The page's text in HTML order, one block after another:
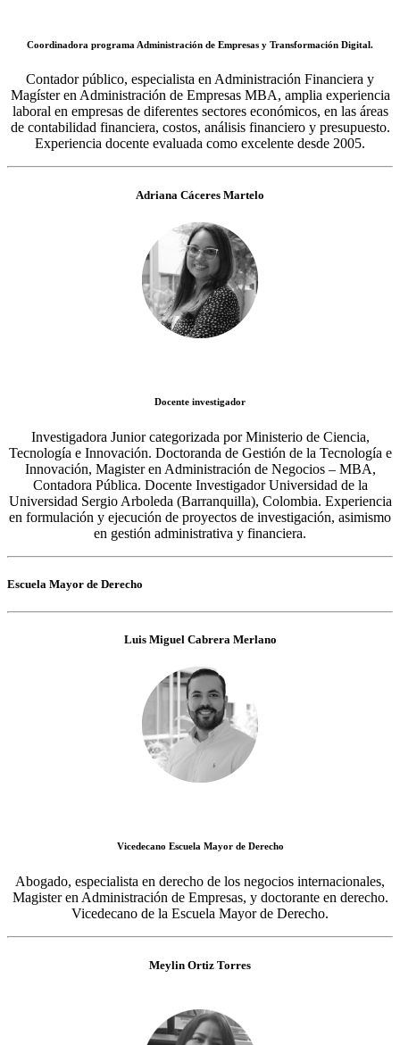
Coordinadora programa Administración de Empresas y Transformación Digital.
Contador público, especialista en Administración Financiera y
Magíster en Administración de Empresas MBA, amplia experiencia
laboral en empresas de diferentes sectores económicos, en las áreas
de contabilidad financiera, costos, análisis financiero y presupuesto.
Experiencia docente evaluada como excelente desde 2005.
Adriana Cáceres Martelo
Docente investigador
Investigadora Junior categorizada por Ministerio de Ciencia,
Tecnología e Innovación. Doctoranda de Gestión de la Tecnología e
Innovación, Magister en Administración de Negocios – MBA,
Contadora Pública. Docente Investigador Universidad de la
Universidad Sergio Arboleda (Barranquilla), Colombia. Experiencia
en formulación y ejecución de proyectos de investigación, asimismo
en gestión administrativa y financiera.
Escuela Mayor de Derecho
Luis Miguel Cabrera Merlano
Vicedecano Escuela Mayor de Derecho
Abogado, especialista en derecho de los negocios internacionales,
Magister en Administración de Empresas, y doctorante en derecho.
Vicedecano de la Escuela Mayor de Derecho.
Meylin Ortiz Torres